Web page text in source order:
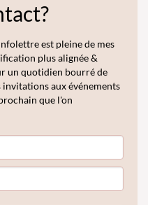
est pleine de mes
plus alignée &
un quotidien bourré de
aux événements
que l'on